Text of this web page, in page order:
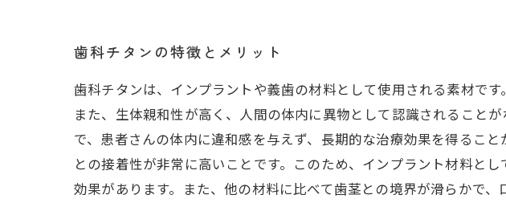
歯科チタンの特徴とメリット
歯科チタンは、インプラントや義歯の材料として使用される素材で
また、生体親和性が高く、人間の体内に異物として認識されること
で、患者さんの体内に違和感を与えず、長期的な治療効果を得るこ
との接着性が非常に高いことです。このため、インプラント材料と
効果があります。また、他の材料に比べて歯茎との境界が滑らかで